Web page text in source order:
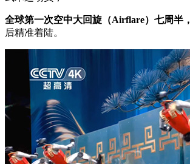
全球第一次空中大回旋（Airflare）七周半，
后精准着陆。